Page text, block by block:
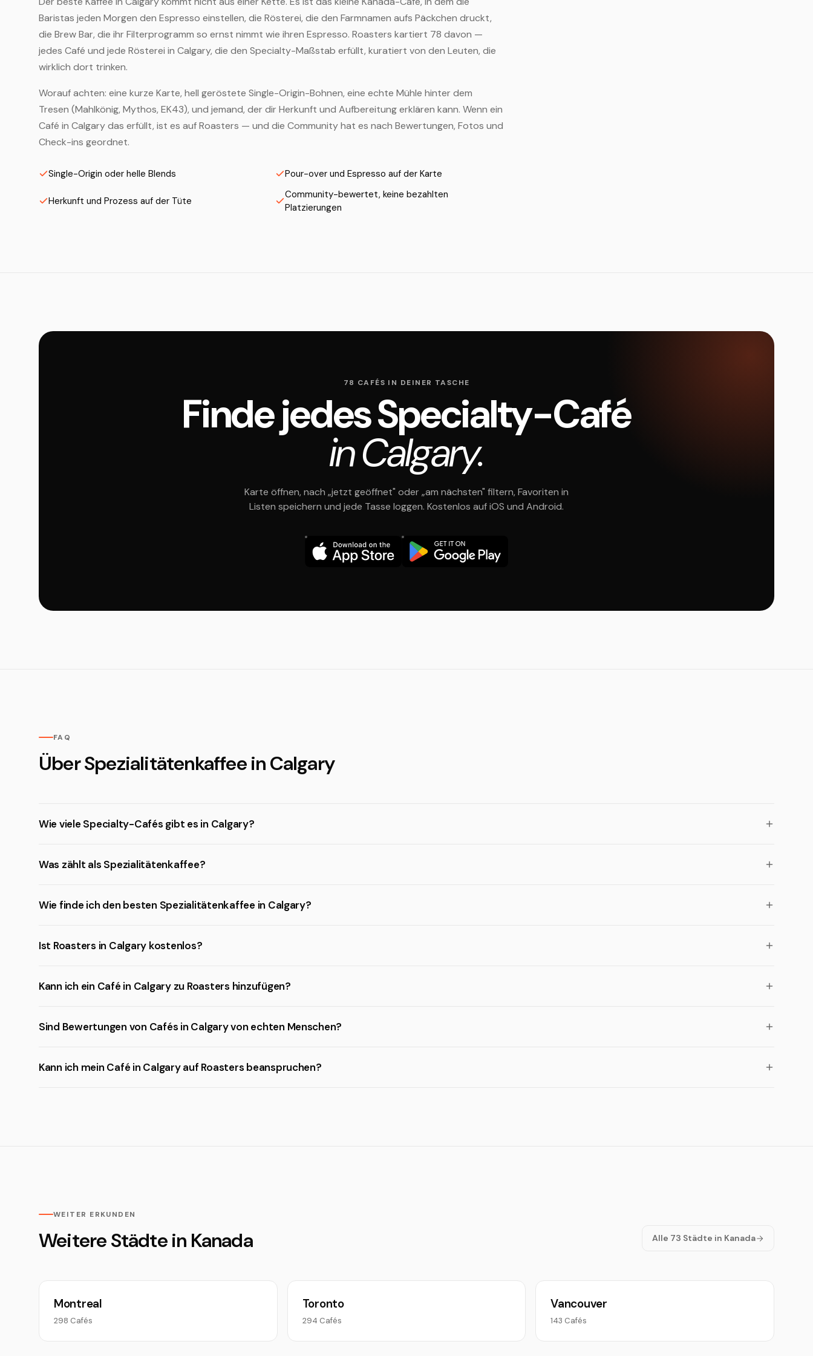
Baristas jeden Morgen den Espresso einstellen, die Rösterei, die den Farmnamen aufs Päckchen druckt,
die Brew Bar, die ihr Filterprogramm so ernst nimmt wie ihren Espresso. Roasters kartiert 78 davon —
jedes Café und jede Rösterei in Calgary, die den Specialty-Maßstab erfüllt, kuratiert von den Leuten, die
wirklich dort trinken.
Worauf achten: eine kurze Karte, hell geröstete Single-Origin-Bohnen, eine echte Mühle hinter dem
Tresen (Mahlkönig, Mythos, EK43), und jemand, der dir Herkunft und Aufbereitung erklären kann. Wenn ein
Café in Calgary das erfüllt, ist es auf Roasters — und die Community hat es nach Bewertungen, Fotos und
Check-ins geordnet.
Single-Origin oder helle Blends Pour-over und Espresso auf der Karte
Herkunft und Prozess auf der Tüte
Community-bewertet, keine bezahlten
Platzierungen
78 CAFÉS IN DEINER TASCHE
Finde jedes Specialty-Café
in Calgary.
Karte öffnen, nach „jetzt geöffnet" oder „am nächsten" filtern, Favoriten in
Listen speichern und jede Tasse loggen. Kostenlos auf iOS und Android.
FAQ
Über Spezialitätenkaffee in Calgary
Wie viele Specialty-Cafés gibt es in Calgary?
Was zählt als Spezialitätenkaffee?
Wie finde ich den besten Spezialitätenkaffee in Calgary?
Ist Roasters in Calgary kostenlos?
Kann ich ein Café in Calgary zu Roasters hinzufügen?
Sind Bewertungen von Cafés in Calgary von echten Menschen?
Kann ich mein Café in Calgary auf Roasters beanspruchen?
WEITER ERKUNDEN
Weitere Städte in Kanada Alle 73 Städte in Kanada
Montreal
298 Cafés
Toronto
294 Cafés
Vancouver
143 Cafés